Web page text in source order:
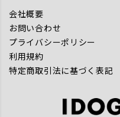
会社概要
お問い合わせ
プライバシーポリシー
利用規約
特定商取引法に基づく表記